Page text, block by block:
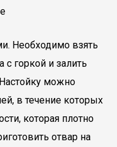
Необходимо взять
горкой и залить
можно
в течение которых
которая плотно
отвар на